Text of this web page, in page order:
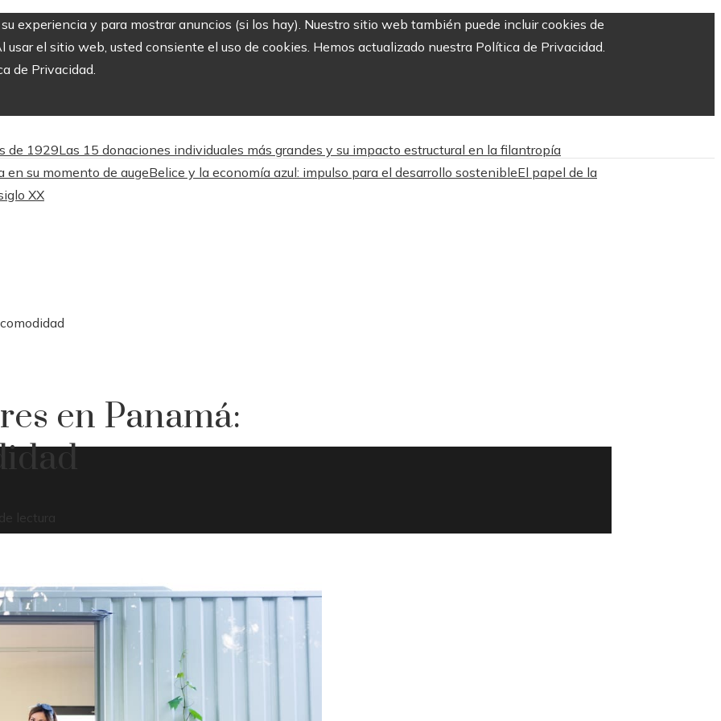
experiencia y para mostrar anuncios (si los hay). Nuestro sitio web también puede incluir cookies de
el sitio web, usted consiente el uso de cookies. Hemos actualizado nuestra Política de Privacidad.
de Privacidad.
de 1929Las 15 donaciones individuales más grandes y su impacto estructural en la filantropía
su momento de augeBelice y la economía azul: impulso para el desarrollo sostenibleEl papel de la
XX
en Panamá:
lectura